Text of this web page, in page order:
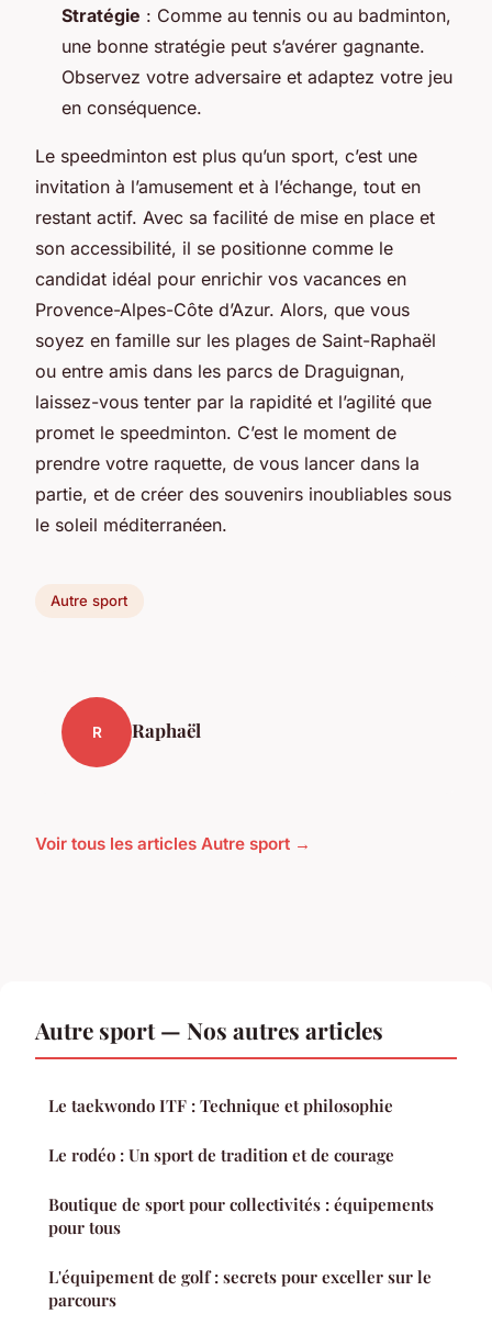
Stratégie : Comme au tennis ou au badminton,
une bonne stratégie peut s’avérer gagnante.
Observez votre adversaire et adaptez votre jeu
en conséquence.
Le speedminton est plus qu’un sport, c’est une
invitation à l’amusement et à l’échange, tout en
restant actif. Avec sa facilité de mise en place et
son accessibilité, il se positionne comme le
candidat idéal pour enrichir vos vacances en
Provence-Alpes-Côte d’Azur. Alors, que vous
soyez en famille sur les plages de Saint-Raphaël
ou entre amis dans les parcs de Draguignan,
laissez-vous tenter par la rapidité et l’agilité que
promet le speedminton. C’est le moment de
prendre votre raquette, de vous lancer dans la
partie, et de créer des souvenirs inoubliables sous
le soleil méditerranéen.
Autre sport
R Raphaël
Voir tous les articles Autre sport →
Autre sport — Nos autres articles
Le taekwondo ITF : Technique et philosophie
Le rodéo : Un sport de tradition et de courage
Boutique de sport pour collectivités : équipements
pour tous
L'équipement de golf : secrets pour exceller sur le
parcours